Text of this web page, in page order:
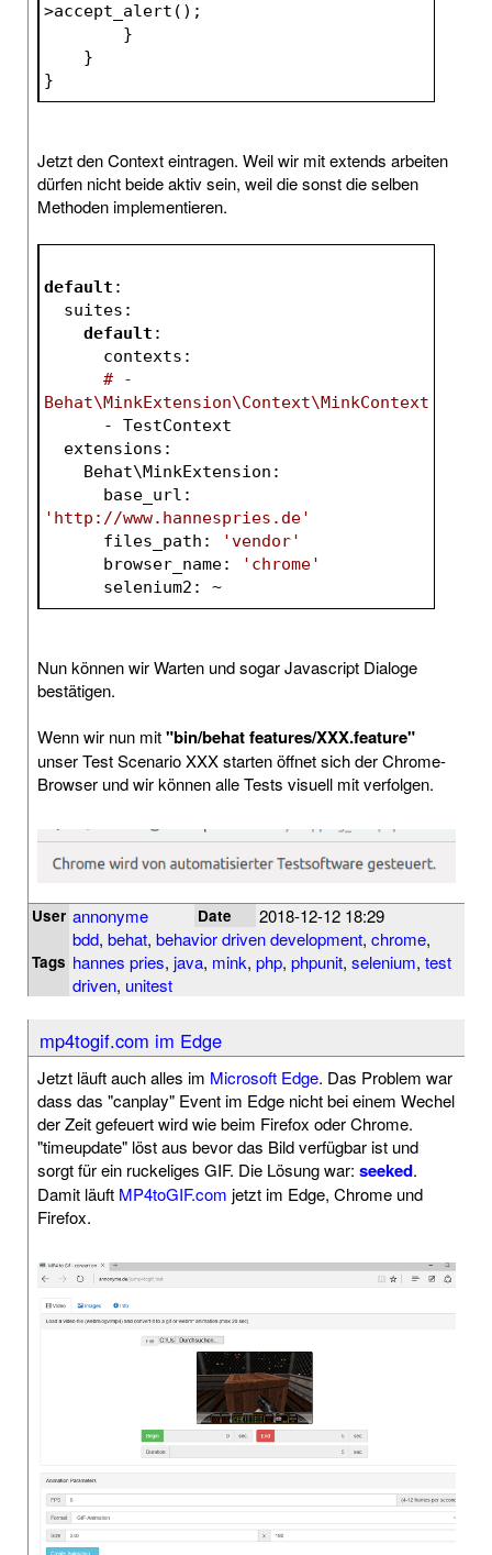
>accept_alert();
        }
    }
}
Jetzt den Context eintragen. Weil wir mit extends arbeiten
dürfen nicht beide aktiv sein, weil die sonst die selben
Methoden implementieren.
default :
  suites:
default :
      contexts:
# -
Behat\MinkExtension\Context\MinkContext
      - TestContext
  extensions:
    Behat\MinkExtension:
'http://www.hannespries.de'
      files_path:
'vendor'
      browser_name:
'chrome'
      selenium2: ~
Nun können wir Warten und sogar Javascript Dialoge
bestätigen.
Wenn wir nun mit"bin/behat features/XXX.feature"
unser Test Scenario XXX starten öffnet sich der Chrome-
Browser und wir können alle Tests visuell mit verfolgen.
User annonyme Date 2018-12-12 18:29
Tags
bdd, behat, behavior driven development, chrome,
hannes pries, java, mink, php, phpunit, selenium, test
driven, unitest
mp4togif.com im Edge
Jetzt läuft auch alles im Microsoft Edge. Das Problem war
dass das "canplay" Event im Edge nicht bei einem Wechel
der Zeit gefeuert wird wie beim Firefox oder Chrome.
"timeupdate" löst aus bevor das Bild verfügbar ist und
sorgt für ein ruckeliges GIF. Die Lösung war: seeked.
Damit läuft MP4toGIF.com jetzt im Edge, Chrome und
Firefox.